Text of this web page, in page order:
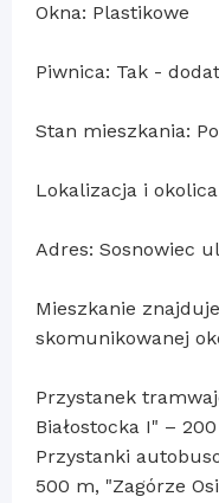
Okna: Plastikowe
Piwnica: Tak -
Stan mieszkania:
Lokalizacja i okolica
Adres: Sosnowiec
Mieszkanie
skomunikowanej
Przystanek
Białostocka I" –
Przystanki
500 m, "Zagórze